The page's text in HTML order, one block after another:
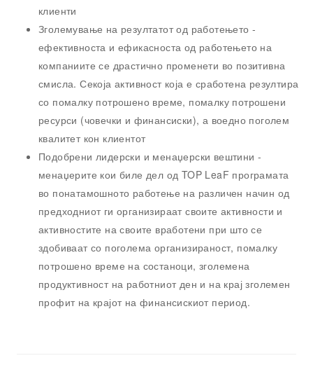
клиенти
Зголемување на резултатот од работењето -
ефективноста и ефикасноста од работењето на
компаниите се драстично променети во позитивна
смисла. Секоја активност која е сработена резултира
со помалку потрошено време, помалку потрошени
ресурси (човечки и финансиски), а воедно поголем
квалитет кон клиентот
Подобрени лидерски и менаџерски вештини -
менаџерите кои биле дел од TOP LeaF програмата
во понатамошното работење на различен начин од
предходниот ги организираат своите активности и
активностите на своите вработени при што се
здобиваат со поголема организираност, помалку
потрошено време на состаноци, зголемена
продуктивност на работниот ден и на крај зголемен
профит на крајот на финансискиот период.